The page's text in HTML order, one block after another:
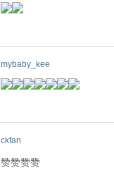
mybaby_kee
ckfan
赞赞赞赞